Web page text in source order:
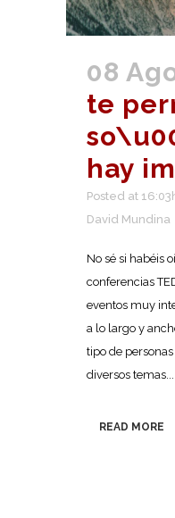
08
te
hay
Posted at
David Mundina
No sé si habéis
conferencias
eventos muy
a lo largo y
tipo de
diversos temas...
READ MORE